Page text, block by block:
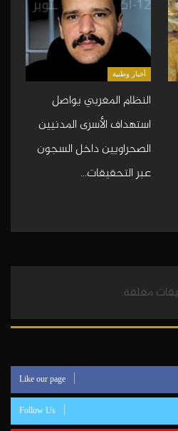
أخبار وطنية
النظام المغربي يواصل
استهداف الأسرى المدنيين
الصحراويين داخل السجون
عبر التحقيقات…
مغلقة.
Like our page
Follow Us